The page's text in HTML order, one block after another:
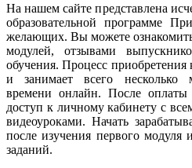
На нашем сайте представлена
образовательной программе
желающих. Вы можете
модулей, отзывами
обучения. Процесс
и занимает всего несколько
времени онлайн. После
доступ к личному кабинету с
видеоуроками. Начать
после изучения первого модуля
заданий.